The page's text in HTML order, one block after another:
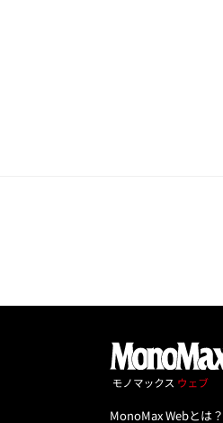
MonoMax Webとは？